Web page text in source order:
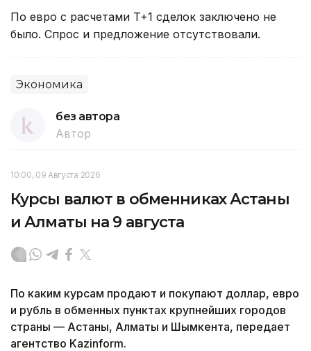
По евро с расчетами T+1 сделок заключено не
было. Спрос и предложение отсутствовали.
Экономика
без автора
Автор
10:00, 09 Августа 2026
Курсы валют в обменниках Астаны
и Алматы на 9 августа
По каким курсам продают и покупают доллар, евро
и рубль в обменных пунктах крупнейших городов
страны — Астаны, Алматы и Шымкента, передает
агентство Kazinform.